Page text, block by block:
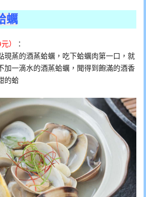
蠣
）
：
現蒸的酒蒸蛤蠣，吃下蛤蠣肉第一口，就
加一滴水的酒蒸蛤蠣，聞得到飽滿的酒香
的蛤